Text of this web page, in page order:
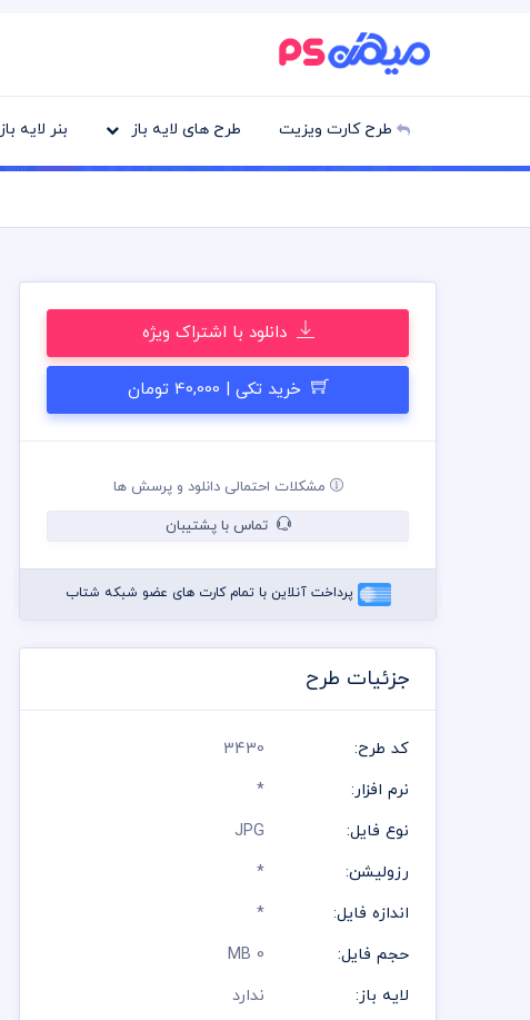
طرح کارت ویزیت طرح های لایه باز بنر لایه باز
دانلود با اشتراک ویژه
خرید تکی | 40,000 تومان
مشکلات احتمالی دانلود و پرسش ها
تماس با پشتیبان
پرداخت آنلاین با تمام کارت های عضو شبکه شتاب
جزئیات طرح
کد طرح:
3430
نرم افزار:
*
نوع فایل:
JPG
رزولیشن:
*
اندازه فایل:
*
حجم فایل:
0 MB
لایه باز:
ندارد